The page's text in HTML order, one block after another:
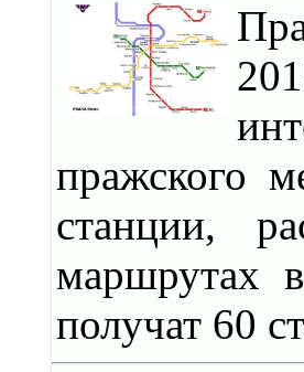
пражского
станции,
маршрутах
получат 60